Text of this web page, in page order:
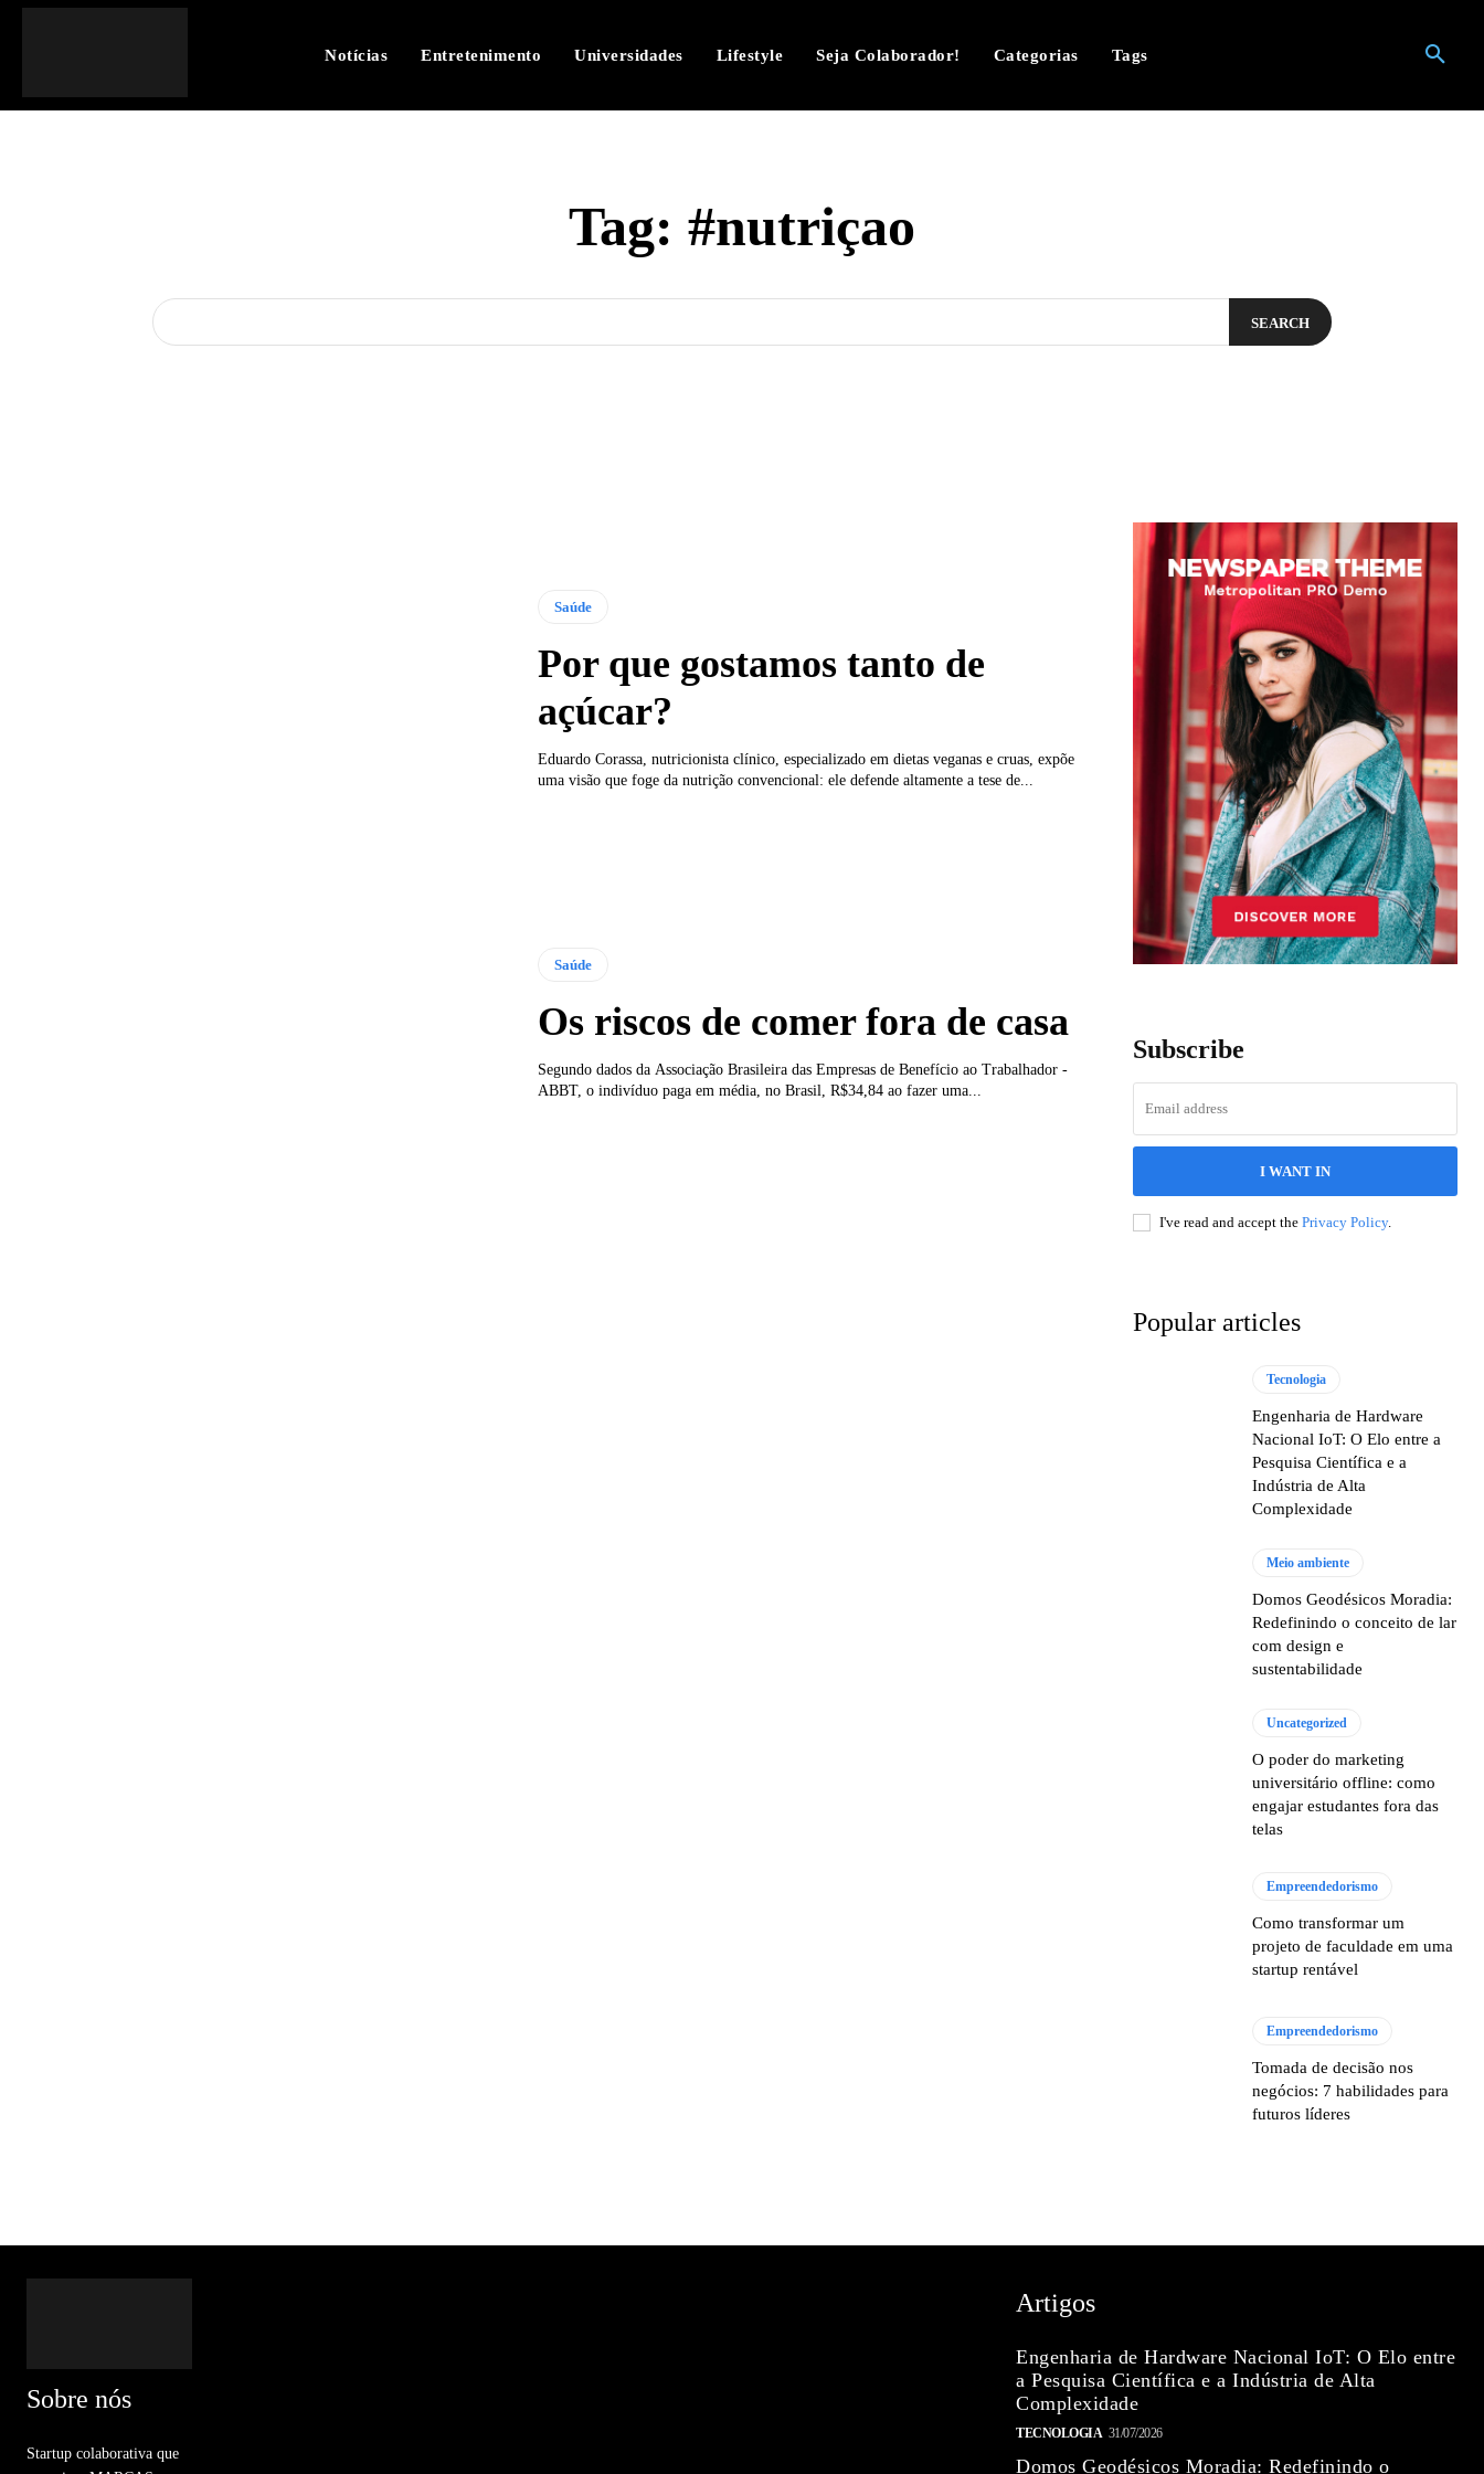
Notícias Entretenimento Universidades Lifestyle Seja Colaborador! Categorias Tags
Tag: #nutriçao
SEARCH
Saúde
Por que gostamos tanto de
açúcar?
Eduardo Corassa, nutricionista clínico, especializado em dietas veganas e cruas, expõe
uma visão que foge da nutrição convencional: ele defende altamente a tese de...
Saúde
Os riscos de comer fora de casa
Segundo dados da Associação Brasileira das Empresas de Benefício ao Trabalhador -
ABBT, o indivíduo paga em média, no Brasil, R$34,84 ao fazer uma...
Subscribe
I WANT IN
I've read and accept the Privacy Policy.
Popular articles
Tecnologia
Engenharia de Hardware
Nacional IoT: O Elo entre a
Pesquisa Científica e a
Indústria de Alta
Complexidade
Meio ambiente
Domos Geodésicos Moradia:
Redefinindo o conceito de lar
com design e
sustentabilidade
Uncategorized
O poder do marketing
universitário offline: como
engajar estudantes fora das
telas
Empreendedorismo
Como transformar um
projeto de faculdade em uma
startup rentável
Empreendedorismo
Tomada de decisão nos
negócios: 7 habilidades para
futuros líderes
Sobre nós
Startup colaborativa que
Artigos
Engenharia de Hardware Nacional IoT: O Elo entre
a Pesquisa Científica e a Indústria de Alta
Complexidade
TECNOLOGIA 31/07/2026
Domos Geodésicos Moradia: Redefinindo o